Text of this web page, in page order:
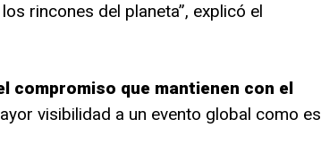
rincones del planeta”, explicó el
compromiso que mantienen con el
visibilidad a un evento global como es